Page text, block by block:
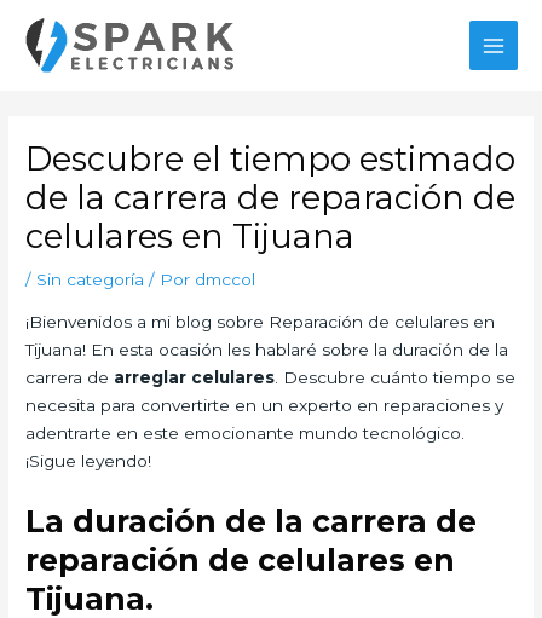
contenido
Descubre el tiempo estimado
de la carrera de reparación de
celulares en Tijuana
/ Sin categoría / Por dmccol
¡Bienvenidos a mi blog sobre Reparación de celulares en
Tijuana! En esta ocasión les hablaré sobre la duración de la
carrera de arreglar celulares . Descubre cuánto tiempo se
necesita para convertirte en un experto en reparaciones y
adentrarte en este emocionante mundo tecnológico.
¡Sigue leyendo!
La duración de la carrera de
reparación de celulares en
Tijuana.
entradas